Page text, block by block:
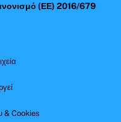
(ΕΕ) 2016/679
& Cookies